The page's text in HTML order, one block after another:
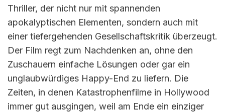
Thriller, der nicht nur mit spannenden
apokalyptischen Elementen, sondern auch mit
einer tiefergehenden Gesellschaftskritik überzeugt.
Der Film regt zum Nachdenken an, ohne den
Zuschauern einfache Lösungen oder gar ein
unglaubwürdiges Happy-End zu liefern. Die
Zeiten, in denen Katastrophenfilme in Hollywood
immer gut ausgingen, weil am Ende ein einziger